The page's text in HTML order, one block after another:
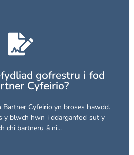
gofrestru i fod
Cyfeirio?
Cyfeirio yn broses hawdd.
y blwch hwn i ddarganfod sut y
chi bartneru â ni...
heddiw
yn chwilio am sefydliadau sy'n
Mae ein proses gofrestru yn
wnewch chi gofrestru gyda ni
i fod yn Bartner Cyfeirio